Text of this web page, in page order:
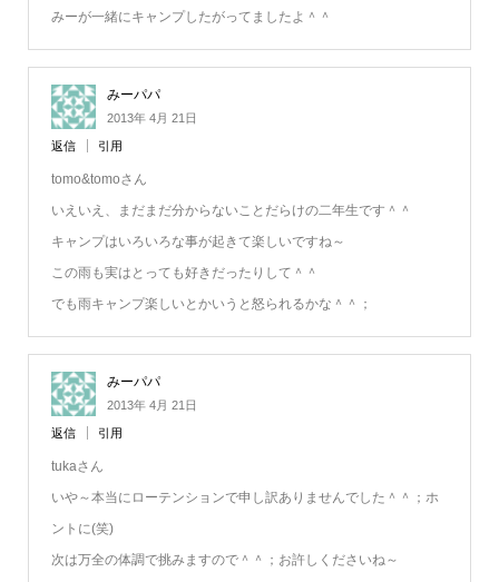
みーが一緒にキャンプしたがってましたよ＾＾
みーパパ
2013年 4月 21日
返信 引用
tomo&tomoさん
いえいえ、まだまだ分からないことだらけの二年生です＾＾
キャンプはいろいろな事が起きて楽しいですね～
この雨も実はとっても好きだったりして＾＾
でも雨キャンプ楽しいとかいうと怒られるかな＾＾；
みーパパ
2013年 4月 21日
返信 引用
tukaさん
いや～本当にローテンションで申し訳ありませんでした＾＾；ホ
ントに(笑)
次は万全の体調で挑みますので＾＾；お許しくださいね～